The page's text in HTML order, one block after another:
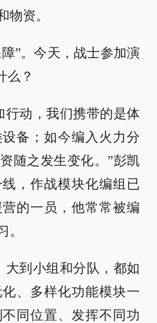
物资。
”。今天，战士参加演
么？
行动，我们携带的是体
备；如今编入火力分
随之发生变化。”彭凯
，作战模块化编组已
的一员，他常常被编
。
大到小组和分队，都如
、多样化功能模块一
同位置、发挥不同功